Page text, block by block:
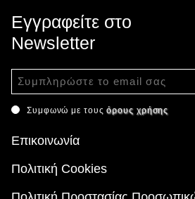
Εγγραφείτε στο
Newsletter
Συμφωνώ με τουςόρους χρήσης
Επικοινωνία
Πολιτική Cookies